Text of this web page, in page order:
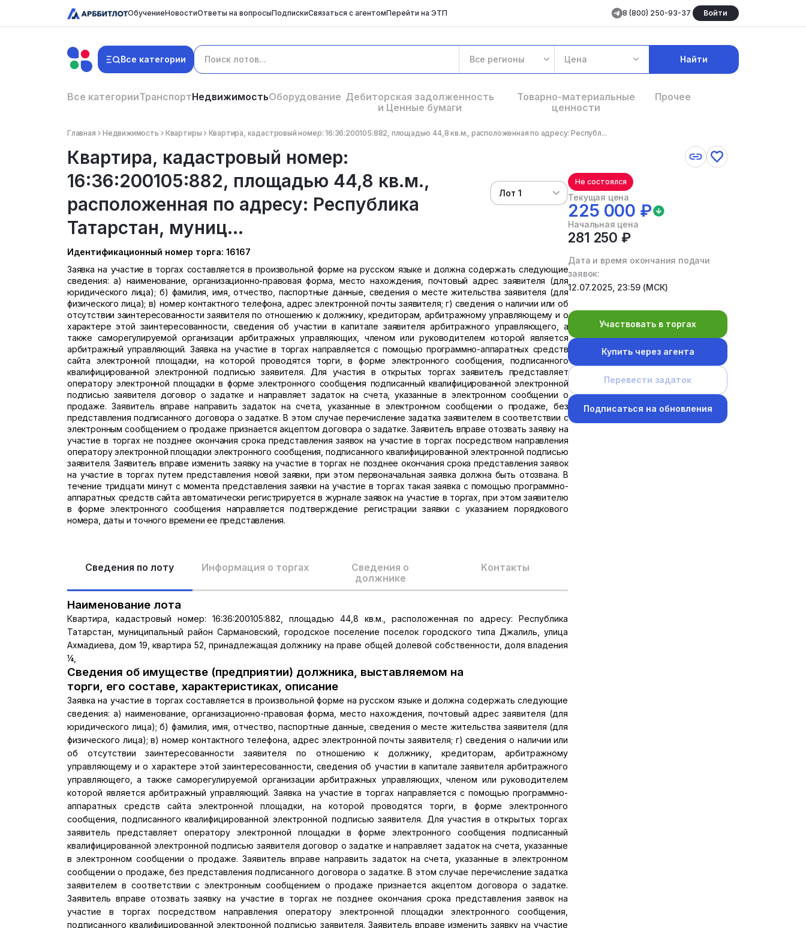
ОбучениеНовостиОтветы на вопросыПодпискиСвязаться с агентомПерейти на ЭТП 8 (800) 250-93-37 Войти
Все категории Все регионы Цена Найти
Все категорииТранспортНедвижимостьОборудование Дебиторская задолженность
и Ценные бумаги
Товарно-материальные
ценности
Прочее
Главная Недвижимость Квартиры Квартира, кадастровый номер: 16:36:200105:882, площадью 44,8 кв.м., расположенная по адресу: Республ...
Квартира, кадастровый номер:
16:36:200105:882, площадью 44,8 кв.м.,
расположенная по адресу: Республика
Татарстан, муниц...
Лот 1
Идентификационный номер торга: 16167
Заявка на участие в торгах составляется в произвольной форме на русском языке и должна содержать следующие
сведения: а) наименование, организационно-правовая форма, место нахождения, почтовый адрес заявителя (для
юридического лица); б) фамилия, имя, отчество, паспортные данные, сведения о месте жительства заявителя (для
физического лица); в) номер контактного телефона, адрес электронной почты заявителя; г) сведения о наличии или об
отсутствии заинтересованности заявителя по отношению к должнику, кредиторам, арбитражному управляющему и о
характере этой заинтересованности, сведения об участии в капитале заявителя арбитражного управляющего, а
также саморегулируемой организации арбитражных управляющих, членом или руководителем которой является
арбитражный управляющий. Заявка на участие в торгах направляется с помощью программно-аппаратных средств
сайта электронной площадки, на которой проводятся торги, в форме электронного сообщения, подписанного
квалифицированной электронной подписью заявителя. Для участия в открытых торгах заявитель представляет
оператору электронной площадки в форме электронного сообщения подписанный квалифицированной электронной
подписью заявителя договор о задатке и направляет задаток на счета, указанные в электронном сообщении о
продаже. Заявитель вправе направить задаток на счета, указанные в электронном сообщении о продаже, без
представления подписанного договора о задатке. В этом случае перечисление задатка заявителем в соответствии с
электронным сообщением о продаже признается акцептом договора о задатке. Заявитель вправе отозвать заявку на
участие в торгах не позднее окончания срока представления заявок на участие в торгах посредством направления
оператору электронной площадки электронного сообщения, подписанного квалифицированной электронной подписью
заявителя. Заявитель вправе изменить заявку на участие в торгах не позднее окончания срока представления заявок
на участие в торгах путем представления новой заявки, при этом первоначальная заявка должна быть отозвана. В
течение тридцати минут с момента представления заявки на участие в торгах такая заявка с помощью программно-
аппаратных средств сайта автоматически регистрируется в журнале заявок на участие в торгах, при этом заявителю
в форме электронного сообщения направляется подтверждение регистрации заявки с указанием порядкового
номера, даты и точного времени ее представления.
Сведения по лоту Информация о торгах
Сведения о
должнике
Kонтакты
Наименование лота
Квартира, кадастровый номер: 16:36:200105:882, площадью 44,8 кв.м., расположенная по адресу: Республика
Татарстан, муниципальный район Сармановский, городское поселение поселок городского типа Джалиль, улица
Ахмадиева, дом 19, квартира 52, принадлежащая должнику на праве общей долевой собственности, доля владения
¼,
Сведения об имуществе (предприятии) должника, выставляемом на
торги, его составе, характеристиках, описание
Заявка на участие в торгах составляется в произвольной форме на русском языке и должна содержать следующие
сведения: а) наименование, организационно-правовая форма, место нахождения, почтовый адрес заявителя (для
юридического лица); б) фамилия, имя, отчество, паспортные данные, сведения о месте жительства заявителя (для
физического лица); в) номер контактного телефона, адрес электронной почты заявителя; г) сведения о наличии или
об отсутствии заинтересованности заявителя по отношению к должнику, кредиторам, арбитражному
управляющему и о характере этой заинтересованности, сведения об участии в капитале заявителя арбитражного
управляющего, а также саморегулируемой организации арбитражных управляющих, членом или руководителем
которой является арбитражный управляющий. Заявка на участие в торгах направляется с помощью программно-
аппаратных средств сайта электронной площадки, на которой проводятся торги, в форме электронного
сообщения, подписанного квалифицированной электронной подписью заявителя. Для участия в открытых торгах
заявитель представляет оператору электронной площадки в форме электронного сообщения подписанный
квалифицированной электронной подписью заявителя договор о задатке и направляет задаток на счета, указанные
в электронном сообщении о продаже. Заявитель вправе направить задаток на счета, указанные в электронном
сообщении о продаже, без представления подписанного договора о задатке. В этом случае перечисление задатка
заявителем в соответствии с электронным сообщением о продаже признается акцептом договора о задатке.
Заявитель вправе отозвать заявку на участие в торгах не позднее окончания срока представления заявок на
участие в торгах посредством направления оператору электронной площадки электронного сообщения,
подписанного квалифицированной электронной подписью заявителя. Заявитель вправе изменить заявку на участие
Не состоялся
Текущая цена
225 000 ₽
Начальная цена
281 250 ₽
Дата и время окончания подачи
заявок:
12.07.2025, 23:59 (МСК)
Участвовать в торгах
Купить через агента
Перевести задаток
Подписаться на обновления